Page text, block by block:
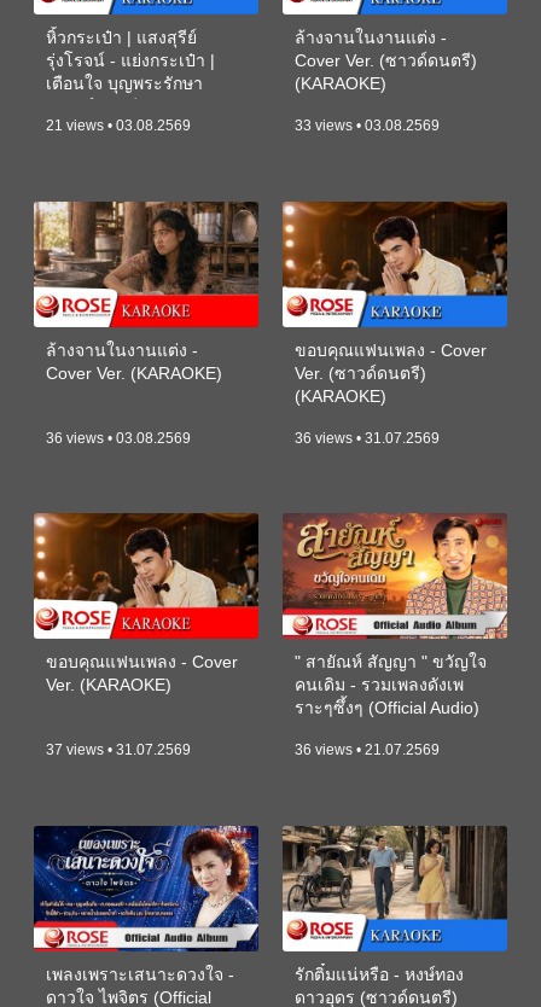
หิ้วกระเป๋า | แสงสุรีย์
รุ่งโรจน์ - แย่งกระเป๋า |
เตือนใจ บุญพระรักษา
21 views • 03.08.2569
ล้างจานในงานแต่ง -
Cover Ver. (ซาวด์ดนตรี)
(KARAOKE)
33 views • 03.08.2569
ล้างจานในงานแต่ง -
Cover Ver. (KARAOKE)
36 views • 03.08.2569
ขอบคุณแฟนเพลง - Cover
Ver. (ซาวด์ดนตรี)
(KARAOKE)
36 views • 31.07.2569
ขอบคุณแฟนเพลง - Cover
Ver. (KARAOKE)
37 views • 31.07.2569
" สายัณห์ สัญญา " ขวัญใจ
คนเดิม - รวมเพลงดังเพ
ราะๆซึ้งๆ (Official Audio)
36 views • 21.07.2569
เพลงเพราะเสนาะดวงใจ -
ดาวใจ ไพจิตร (Official
รักติ๋มแน่หรือ - หงษ์ทอง
ดาวอุดร (ซาวด์ดนตรี)